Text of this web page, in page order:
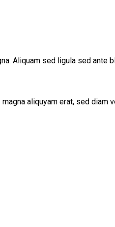
Aliquam sed ligula sed ante
aliquyam erat, sed diam